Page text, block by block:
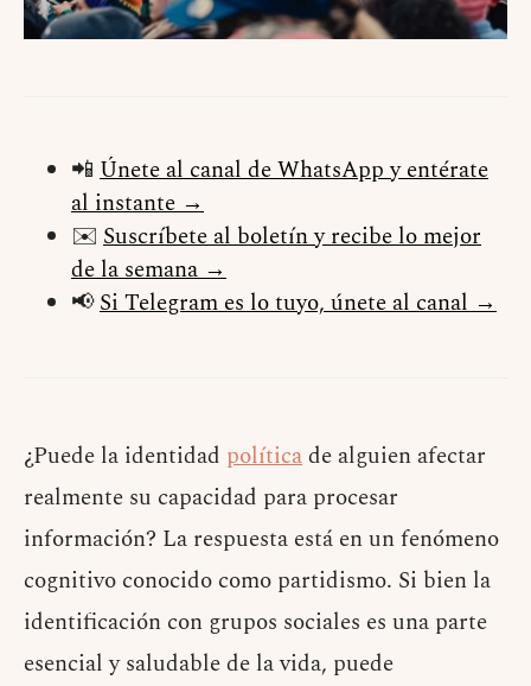
📲 Únete al canal de WhatsApp y entérate
al instante →
✉️ Suscríbete al boletín y recibe lo mejor
de la semana →
📢Si Telegram es lo tuyo, únete al canal →
¿Puede la identidad políticade alguien afectar
realmente su capacidad para procesar
información? La respuesta está en un fenómeno
cognitivo conocido como partidismo. Si bien la
identificación con grupos sociales es una parte
esencial y saludable de la vida, puede